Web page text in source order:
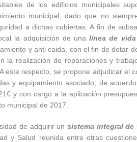
de los edificios municipales
municipal, dado que no
a dichas cubiertas. A fin de
la adquisición de una línea de
y anti caida, con el fin de dotar
la realización de reparaciones y
este respecto, se propone adjudicar el
y equipamiento asociado, de
y con cargo a la aplicación
municipal de 2017.
de adquirir un sistema integral de
y Salud reunida entre otras